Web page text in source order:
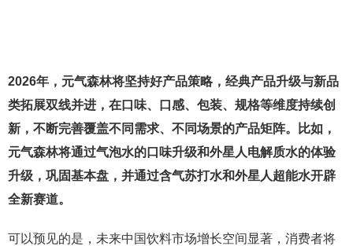
2026年，元气森林将坚持好产品策略，经典产品升级与新品
类拓展双线并进，在口味、口感、包装、规格等维度持续创
新，不断完善覆盖不同需求、不同场景的产品矩阵。比如，
元气森林将通过气泡水的口味升级和外星人电解质水的体验
升级，巩固基本盘，并通过含气苏打水和外星人超能水开辟
全新赛道。
可以预见的是，未来中国饮料市场增长空间显著，消费者将